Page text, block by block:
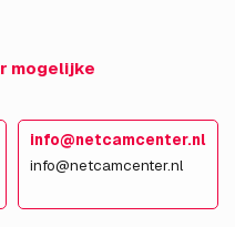
mogelijke
info@netcamcenter.nl
info@netcamcenter.nl